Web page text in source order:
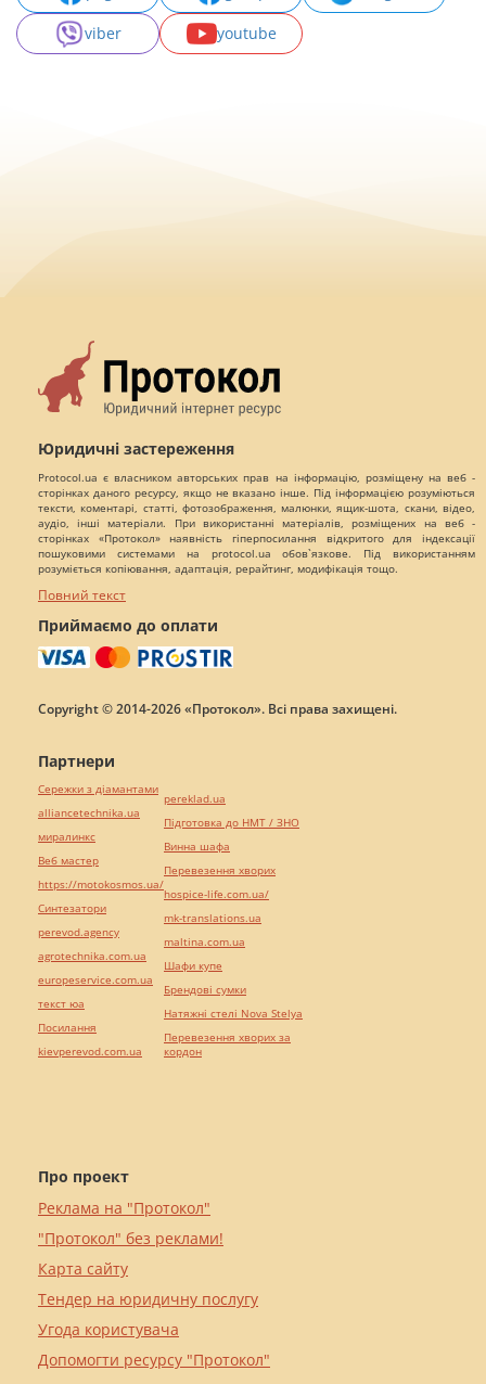
viber
youtube
Юридичні застереження
Protocol.ua є власником авторських прав на інформацію, розміщену на веб -
сторінках даного ресурсу, якщо не вказано інше. Під інформацією розуміються
тексти, коментарі, статті, фотозображення, малюнки, ящик-шота, скани, відео,
аудіо, інші матеріали. При використанні матеріалів, розміщених на веб -
сторінках «Протокол» наявність гіперпосилання відкритого для індексації
пошуковими системами на protocol.ua обов`язкове. Під використанням
розуміється копіювання, адаптація, рерайтинг, модифікація тощо.
Повний текст
Приймаємо до оплати
Copyright © 2014-2026 «Протокол». Всі права захищені.
Про проект
Реклама на "Протокол"
"Протокол" без реклами!
Карта сайту
Тендер на юридичну послугу
Угода користувача
Допомогти ресурсу "Протокол"
Партнери
Сережки з діамантами
alliancetechnika.ua
миралинкс
Веб мастер
https://motokosmos.ua/
Синтезатори
perevod.agency
agrotechnika.com.ua
europeservice.com.ua
текст юа
Посилання
kievperevod.com.ua
pereklad.ua
Підготовка до НМТ / ЗНО
Винна шафа
Перевезення хворих
hospice-life.com.ua/
mk-translations.ua
maltina.com.ua
Шафи купе
Брендові сумки
Натяжні стелі Nova Stelya
Перевезення хворих за
кордон